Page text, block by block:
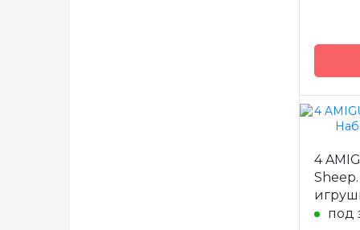
Страна-
4
под